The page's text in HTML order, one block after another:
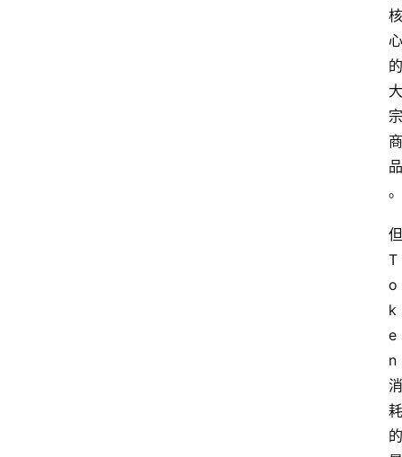
核
心
的
大
宗
商
品
。
但
T
o
k
e
n
消
耗
的